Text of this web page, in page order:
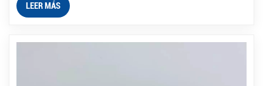
LEER MÁS